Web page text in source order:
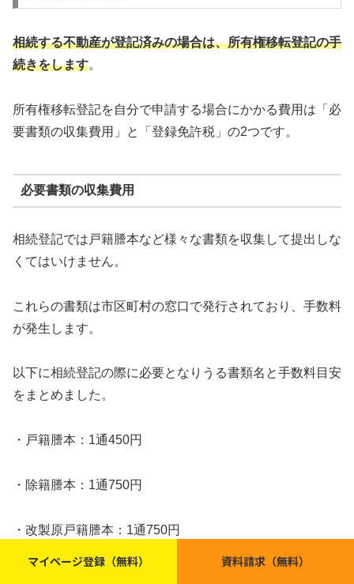
相続する不動産が登記済みの場合は、所有権移転登記の手
続きをします。
所有権移転登記を自分で申請する場合にかかる費用は「必
要書類の収集費用」と「登録免許税」の2つです。
必要書類の収集費用
相続登記では戸籍謄本など様々な書類を収集して提出しな
くてはいけません。
これらの書類は市区町村の窓口で発行されており、手数料
が発生します。
以下に相続登記の際に必要となりうる書類名と手数料目安
をまとめました。
・戸籍謄本：1通450円
・除籍謄本：1通750円
・改製原戸籍謄本：1通750円
マイページ登録（無料） 資料請求（無料）